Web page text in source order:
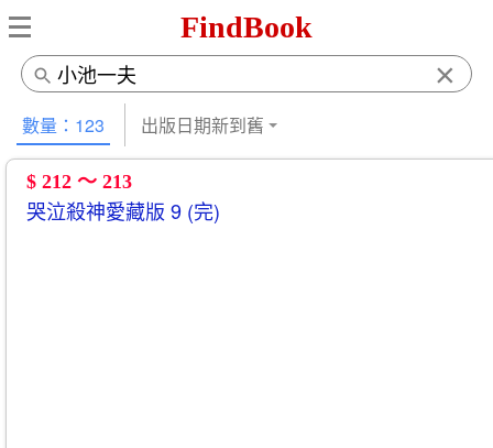
FindBook
×
數量：123 出版日期新到舊
$ 212 ～ 213
哭泣殺神愛藏版 9 (完)